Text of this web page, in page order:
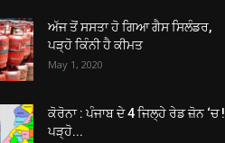
ਅੱਜ ਤੋਂ ਸਸਤਾ ਹੋ ਗਿਆ ਗੈਸ ਸਿਲੰਡਰ,
ਪੜ੍ਹੋ ਕਿੰਨੀ ਹੈ ਕੀਮਤ
May 1, 2020
ਕੋਰੋਨਾ : ਪੰਜਾਬ ਦੇ 4 ਜਿਲ੍ਹੇ ਰੇਡ ਜ਼ੋਨ ‘ਚ !
ਪੜ੍ਹੋ...